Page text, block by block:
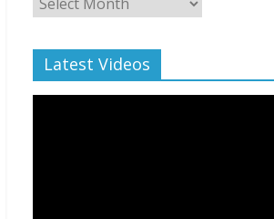
Archive
Latest Videos